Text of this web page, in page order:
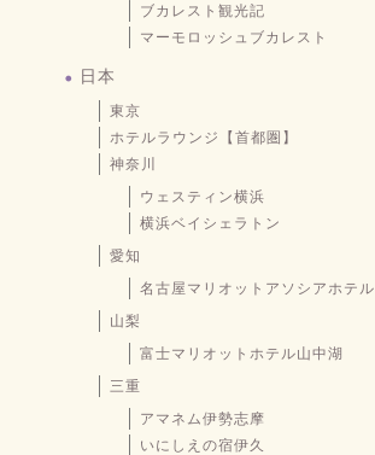
ブカレスト観光記
マーモロッシュブカレスト
日本
東京
ホテルラウンジ【首都圏】
神奈川
ウェスティン横浜
横浜ベイシェラトン
愛知
名古屋マリオットアソシアホテル
山梨
富士マリオットホテル山中湖
三重
アマネム伊勢志摩
いにしえの宿伊久